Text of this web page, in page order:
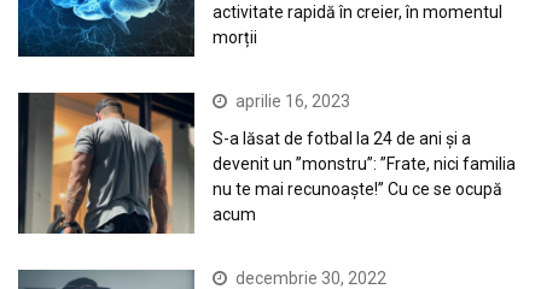
activitate rapidă în creier, în momentul
morții
aprilie 16, 2023
S-a lăsat de fotbal la 24 de ani și a
devenit un ”monstru”: ”Frate, nici familia
nu te mai recunoaște!” Cu ce se ocupă
acum
decembrie 30, 2022